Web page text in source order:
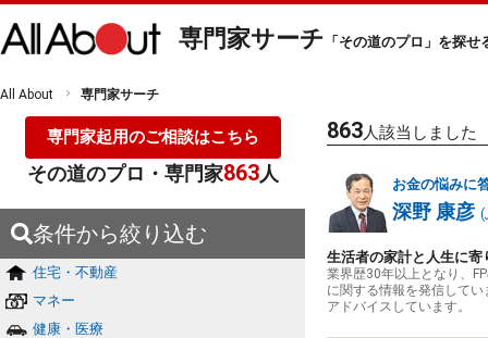
専門家サーチ 「その道のプロ」を探せ
All About 専門家サーチ
専門家起用のご相談はこちら
その道のプロ・専門家863人
条件から絞り込む
住宅・不動産
マネー
健康・医療
863人該当しました
お金の悩みに
深野 康彦 (
生活者の家計と人生に
業界歴30年以上となり、
に関する情報を発信して
アドバイスしています。